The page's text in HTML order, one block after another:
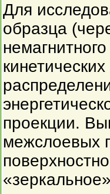
Для
образца
проекции.
межслоевых